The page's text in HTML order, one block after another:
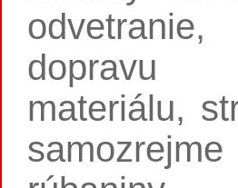
dopravu
materiálu,